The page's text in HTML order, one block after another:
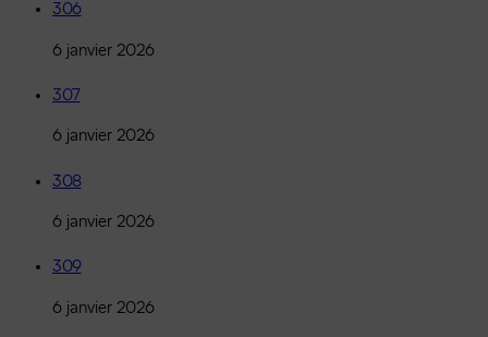
306
6 janvier 2026
307
6 janvier 2026
308
6 janvier 2026
309
6 janvier 2026